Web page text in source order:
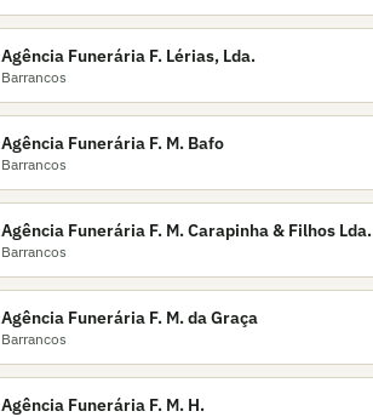
Agência Funerária F. Lérias, Lda.
Barrancos
Agência Funerária F. M. Bafo
Barrancos
Agência Funerária F. M. Carapinha & Filhos Lda.
Barrancos
Agência Funerária F. M. da Graça
Barrancos
Agência Funerária F. M. H.